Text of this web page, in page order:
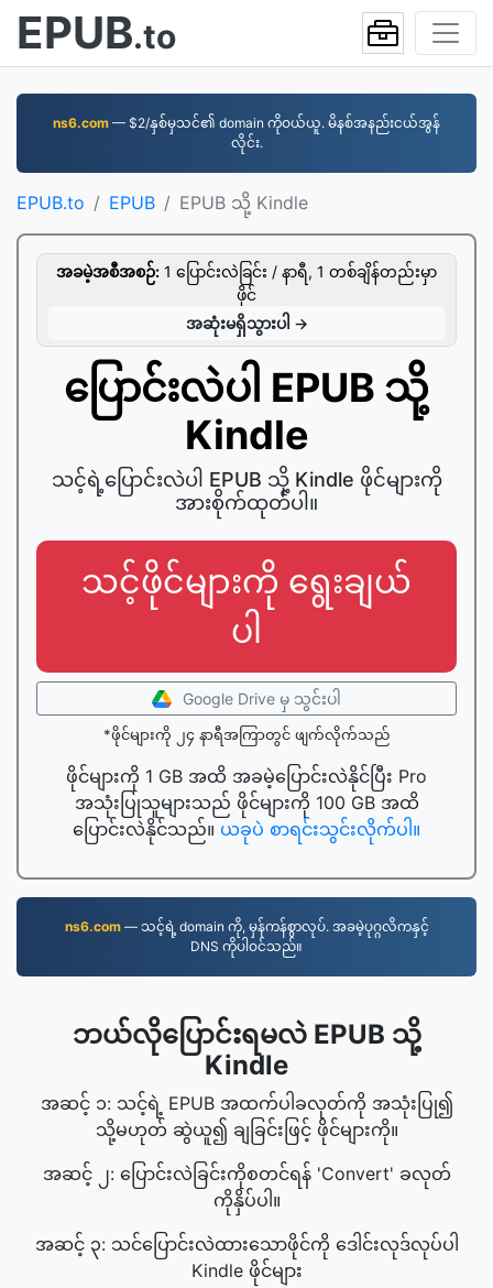
EPUB.to
ns6.com — $2/နှစ်မှသင်၏ domain ကိုဝယ်ယူ. မိနစ်အနည်းငယ်အွန်
လိုင်း.
EPUB.to EPUB EPUB သို့ Kindle
အခမဲ့အစီအစဉ်: 1 ပြောင်းလဲခြင်း / နာရီ, 1 တစ်ချိန်တည်းမှာ
ဖိုင်
အဆုံးမရှိသွားပါ →
ပြောင်းလဲပါ EPUB သို့
Kindle
သင့်ရဲ့ပြောင်းလဲပါ EPUB သို့ Kindle ဖိုင်များကို
အားစိုက်ထုတ်ပါ။
သင့်ဖိုင်များကို ရွေးချယ်
ပါ
Google Drive မှ သွင်းပါ
*ဖိုင်များကို ၂၄ နာရီအကြာတွင် ဖျက်လိုက်သည်
ဖိုင်များကို 1 GB အထိ အခမဲ့ပြောင်းလဲနိုင်ပြီး Pro
အသုံးပြုသူများသည် ဖိုင်များကို 100 GB အထိ
ပြောင်းလဲနိုင်သည်။ ယခုပဲ စာရင်းသွင်းလိုက်ပါ။
ns6.com— သင့်ရဲ့ domain ကို, မှန်ကန်စွာလုပ်. အခမဲ့ပုဂ္ဂလိကနှင့်
DNS ကိုပါဝင်သည်။
ဘယ်လိုပြောင်းရမလဲ EPUB သို့
Kindle
အဆင့် ၁: သင့်ရဲ့ EPUB အထက်ပါခလုတ်ကို အသုံးပြု၍
သို့မဟုတ် ဆွဲယူ၍ ချခြင်းဖြင့် ဖိုင်များကို။
အဆင့် ၂: ပြောင်းလဲခြင်းကိုစတင်ရန် 'Convert' ခလုတ်
ကိုနှိပ်ပါ။
အဆင့် ၃: သင်ပြောင်းလဲထားသောဖိုင်ကို ဒေါင်းလုဒ်လုပ်ပါ
Kindle ဖိုင်များ